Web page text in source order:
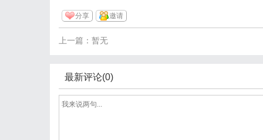
分享 邀请
上一篇：暂无
最新评论(0)